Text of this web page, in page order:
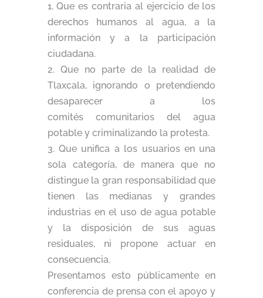
1. Que es contraria al ejercicio de los
derechos humanos al agua, a la
información y a la participación
ciudadana.
2. Que no parte de la realidad de
Tlaxcala, ignorando o pretendiendo
desaparecer a los
comités comunitarios del agua
potable y criminalizando la protesta.
3. Que unifica a los usuarios en una
sola categoría, de manera que no
distingue la gran responsabilidad que
tienen las medianas y grandes
industrias en el uso de agua potable
y la disposición de sus aguas
residuales, ni propone actuar en
consecuencia.
Presentamos esto públicamente en
conferencia de prensa con el apoyo y